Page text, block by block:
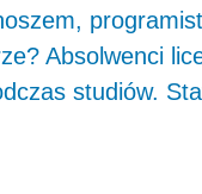
Absolwenci
studiów.